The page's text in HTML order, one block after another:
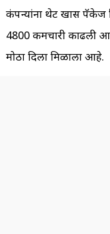
कंपन्यांना थेट खास पॅकेज
4800 कर्मचारी काढली
मोठा दिला मिळाला आहे.